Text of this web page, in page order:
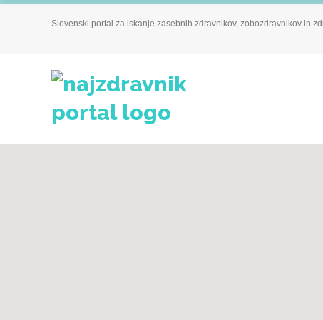
Slovenski portal za iskanje zasebnih zdravnikov, zobozdravnikov in